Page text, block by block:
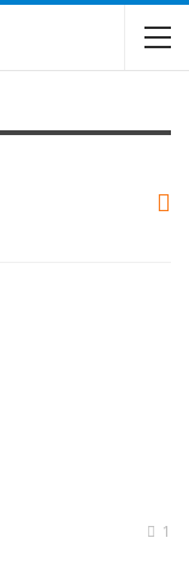
1